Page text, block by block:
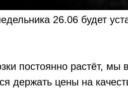
26.06 будет
постоянно растёт,
держать цены на